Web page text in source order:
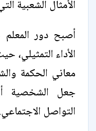
الأمثال الشعبية
أصبح دور
الأداء
معاني الحكمة
جعل الشخصية
التواصل